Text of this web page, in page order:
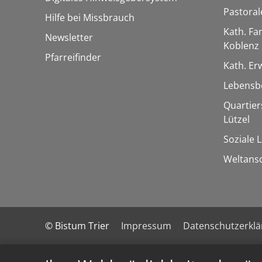
Hilfe bei Missbrauch
Newsletter
Pfarreifinder
Kath.
Koblenz
Kath.
Lützel
Soziale
© Bistum Trier Impressum